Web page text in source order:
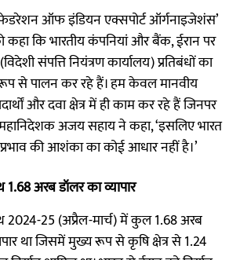
ऑफ इंडियन एक्सपोर्ट ऑर्गनाइजेशंस’
कहा कि भारतीय कंपनियां और बैंक, ईरान पर
संपत्ति नियंत्रण कार्यालय) प्रतिबंधों का
से पालन कर रहे हैं। हम केवल मानवीय
और दवा क्षेत्र में ही काम कर रहे हैं जिनपर
अजय सहाय ने कहा, ‘इसलिए भारत
की आशंका का कोई आधार नहीं है।’
अरब डॉलर का व्यापार
2024-25 (अप्रैल-मार्च) में कुल 1.68 अरब
था जिसमें मुख्य रूप से कृषि क्षेत्र से 1.24